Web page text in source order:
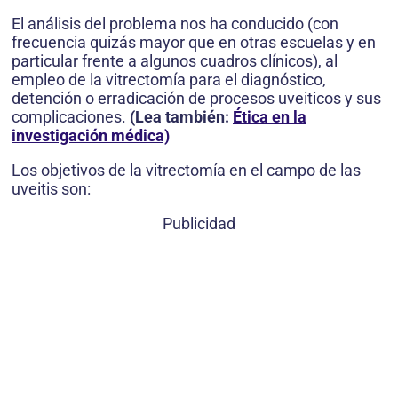
El análisis del problema nos ha conducido (con
frecuencia quizás mayor que en otras escuelas y en
particular frente a algunos cuadros clínicos), al
empleo de la vitrectomía para el diagnóstico,
detención o erradicación de procesos uveiticos y sus
complicaciones. (Lea también: Ética en la
investigación médica)
Los objetivos de la vitrectomía en el campo de las
uveitis son:
Publicidad